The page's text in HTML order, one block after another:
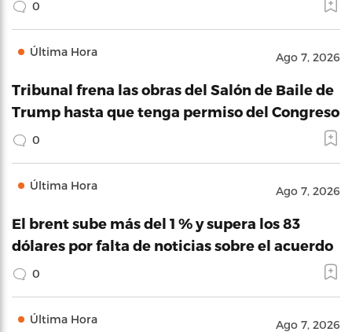
0
Última Hora Ago 7, 2026
Tribunal frena las obras del Salón de Baile de
Trump hasta que tenga permiso del Congreso
0
Última Hora Ago 7, 2026
El brent sube más del 1 % y supera los 83
dólares por falta de noticias sobre el acuerdo
0
Última Hora Ago 7, 2026